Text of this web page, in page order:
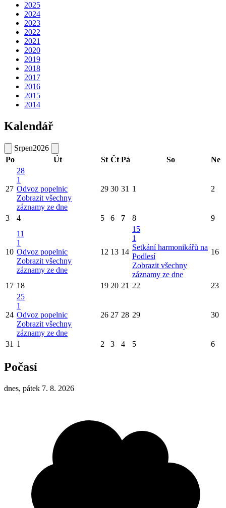
2025
2024
2023
2022
2021
2020
2019
2018
2017
2016
2015
2014
Kalendář
Srpen2026
Po
Út St Čt Pá So Ne
27
28
1
Odvoz popelnic
Zobrazit všechny
záznamy ze dne
29 30 31 1 2
3 4 5 6 7 8 9
10
11
1
Odvoz popelnic
Zobrazit všechny
záznamy ze dne
12 13 14
15
1
Setkání harmonikářů na
Podlesí
Zobrazit všechny
záznamy ze dne
16
17 18 19 20 21 22 23
24
25
1
Odvoz popelnic
Zobrazit všechny
záznamy ze dne
26 27 28 29 30
31 1 2 3 4 5 6
Počasí
dnes, pátek 7. 8. 2026